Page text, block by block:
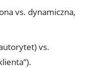
vs. dynamiczna,
vs.